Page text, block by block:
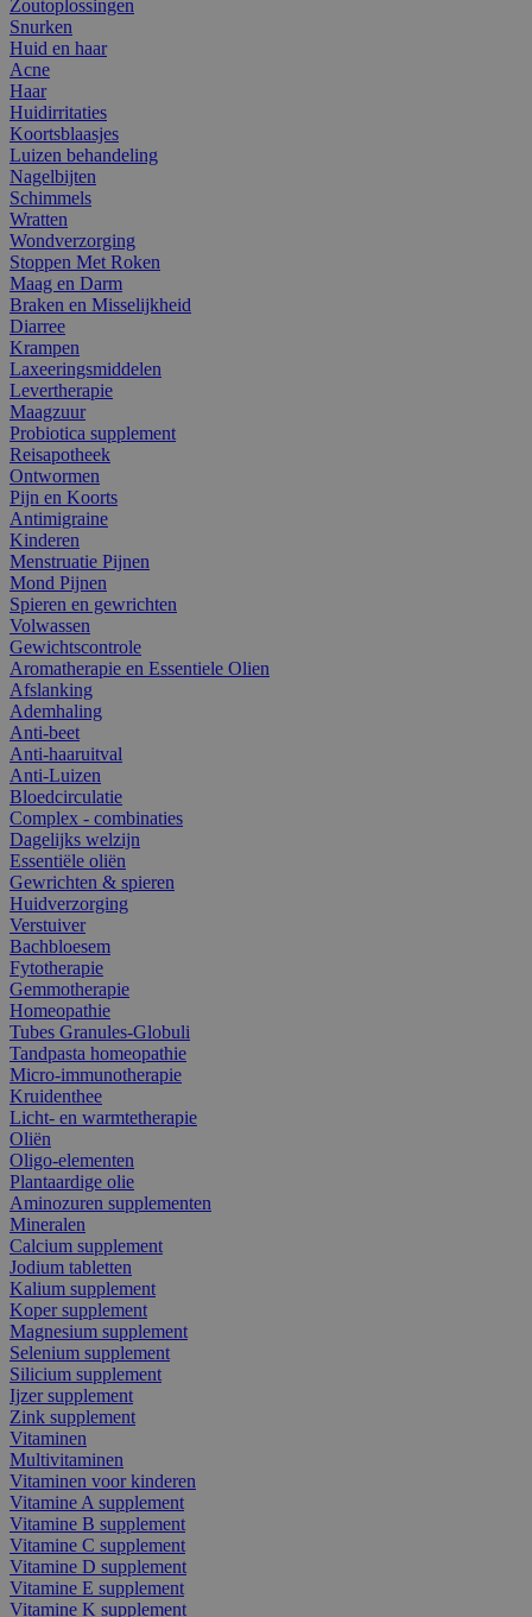
Zoutoplossingen
Snurken
Huid en haar
Acne
Haar
Huidirritaties
Koortsblaasjes
Luizen behandeling
Nagelbijten
Schimmels
Wratten
Wondverzorging
Stoppen Met Roken
Maag en Darm
Braken en Misselijkheid
Diarree
Krampen
Laxeeringsmiddelen
Levertherapie
Maagzuur
Probiotica supplement
Reisapotheek
Ontwormen
Pijn en Koorts
Antimigraine
Kinderen
Menstruatie Pijnen
Mond Pijnen
Spieren en gewrichten
Volwassen
Gewichtscontrole
Aromatherapie en Essentiele Olien
Afslanking
Ademhaling
Anti-beet
Anti-haaruitval
Anti-Luizen
Bloedcirculatie
Complex - combinaties
Dagelijks welzijn
Essentiële oliën
Gewrichten & spieren
Huidverzorging
Verstuiver
Bachbloesem
Fytotherapie
Gemmotherapie
Homeopathie
Tubes Granules-Globuli
Tandpasta homeopathie
Micro-immunotherapie
Kruidenthee
Licht- en warmtetherapie
Oliën
Oligo-elementen
Plantaardige olie
Aminozuren supplementen
Mineralen
Calcium supplement
Jodium tabletten
Kalium supplement
Koper supplement
Magnesium supplement
Selenium supplement
Silicium supplement
Ijzer supplement
Zink supplement
Vitaminen
Multivitaminen
Vitaminen voor kinderen
Vitamine A supplement
Vitamine B supplement
Vitamine C supplement
Vitamine D supplement
Vitamine E supplement
Vitamine K supplement